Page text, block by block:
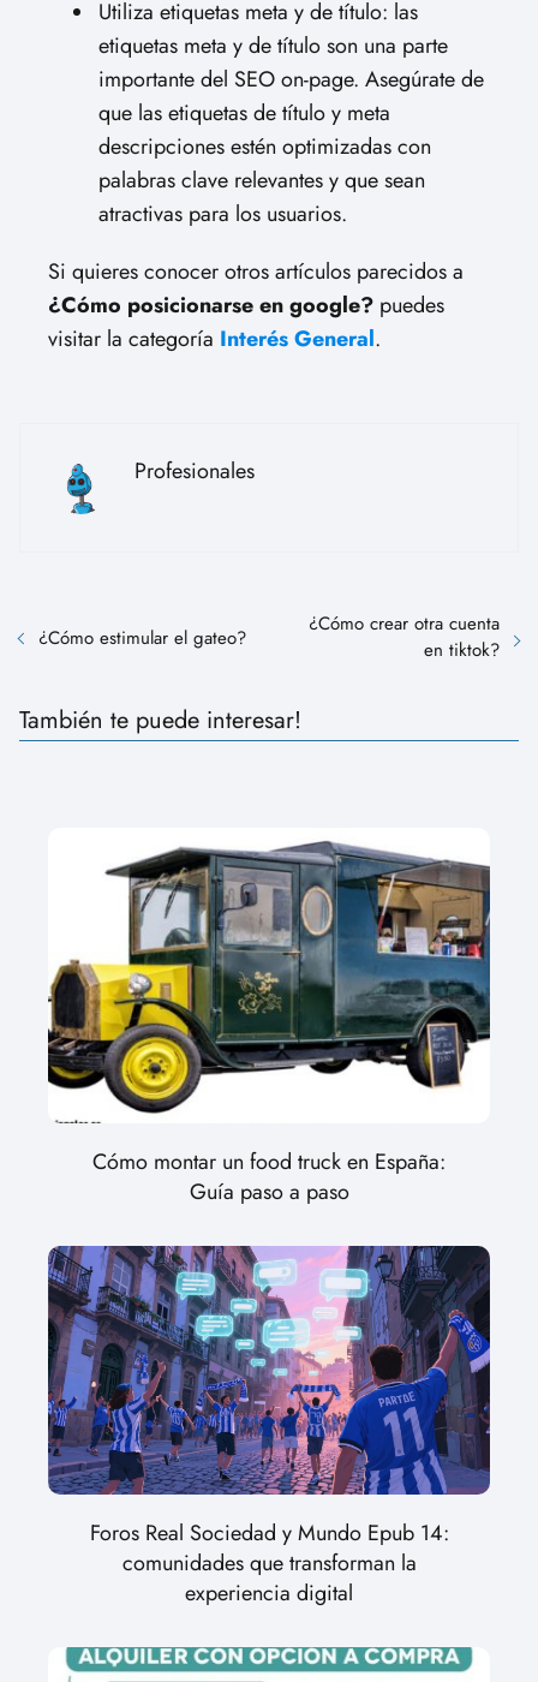
Utiliza etiquetas meta y de título: las
etiquetas meta y de título son una parte
importante del SEO on-page. Asegúrate de
que las etiquetas de título y meta
descripciones estén optimizadas con
palabras clave relevantes y que sean
atractivas para los usuarios.
Si quieres conocer otros artículos parecidos a
¿Cómo posicionarse en google? puedes
visitar la categoría Interés General.
Profesionales
¿Cómo estimular el gateo?
¿Cómo crear otra cuenta
en tiktok?
También te puede interesar!
Cómo montar un food truck en España:
Guía paso a paso
Foros Real Sociedad y Mundo Epub 14:
comunidades que transforman la
experiencia digital